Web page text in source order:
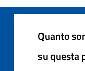
Quanto
su questa